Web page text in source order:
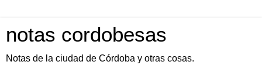
notas cordobesas
Notas de la ciudad de Córdoba y otras cosas.